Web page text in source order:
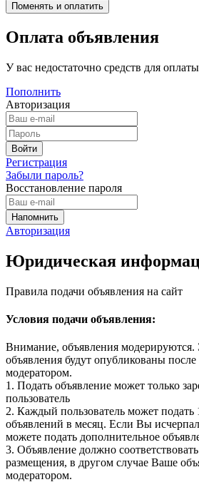
Оплата объявления
У вас недостаточно средств для
Пополнить
Авторизация
Регистрация
Забыли пароль?
Восстановление пароля
Авторизация
Юридическая
Правила подачи объявления на сайт
Условия подачи объявления:
Внимание, объявления модерируются.
объявления будут опубликованы
модератором.
1. Подать объявление может только
пользователь
2. Каждый пользователь может подать
объявлений в месяц. Если Вы
можете подать дополнительное
3. Объявление должно
размещения, в другом случае Ваше
модератором.